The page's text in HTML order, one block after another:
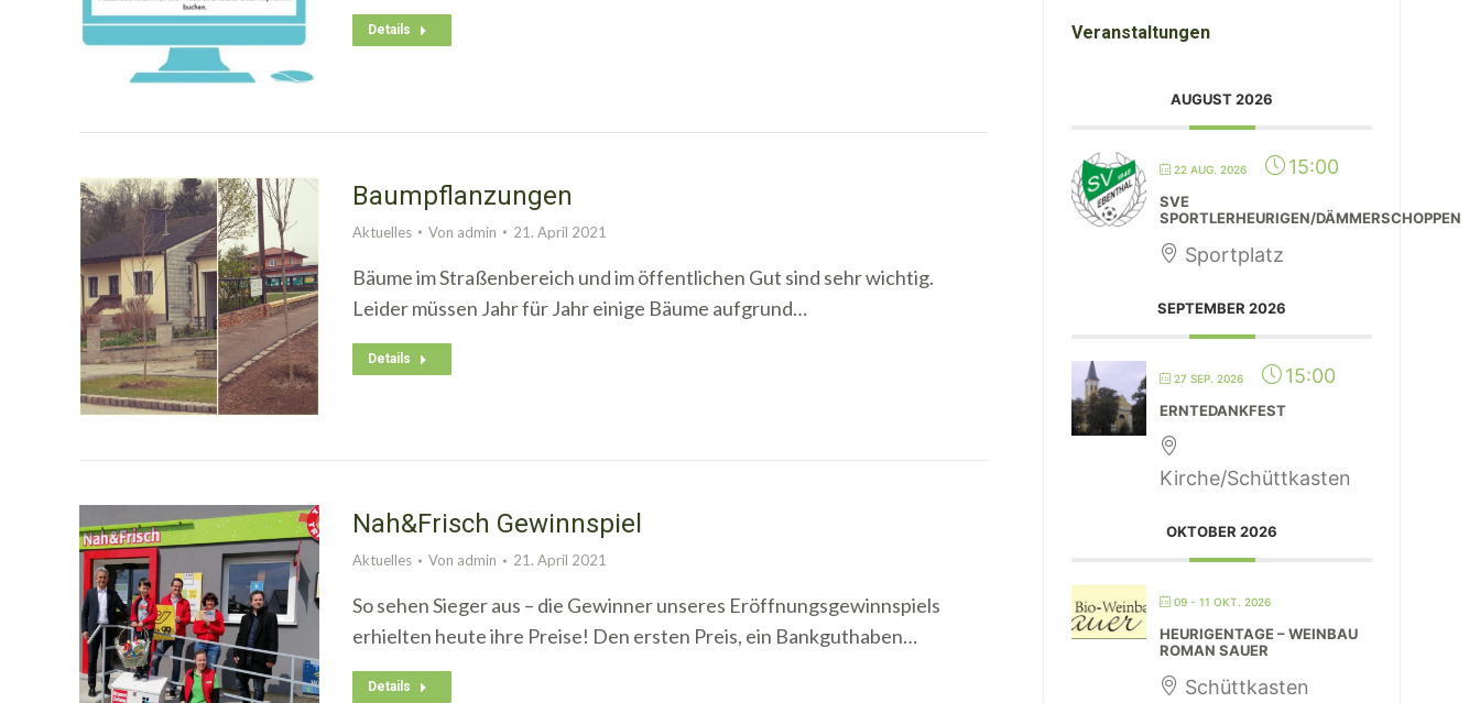
Details
Baumpflanzungen
Aktuelles Von admin 21. April 2021
Bäume im Straßenbereich und im öffentlichen Gut sind sehr wichtig.
Leider müssen Jahr für Jahr einige Bäume aufgrund…
Details
Nah&Frisch Gewinnspiel
Aktuelles Von admin 21. April 2021
So sehen Sieger aus – die Gewinner unseres Eröffnungsgewinnspiels
erhielten heute ihre Preise! Den ersten Preis, ein Bankguthaben…
Details
Veranstaltungen
AUGUST 2026
22 AUG. 2026 15:00
SVE
SPORTLERHEURIGEN/DÄMMERSCHOPPEN
Sportplatz
SEPTEMBER 2026
27 SEP. 2026 15:00
ERNTEDANKFEST
Kirche/Schüttkasten
OKTOBER 2026
09 - 11 OKT. 2026
HEURIGENTAGE – WEINBAU
ROMAN SAUER
Schüttkasten